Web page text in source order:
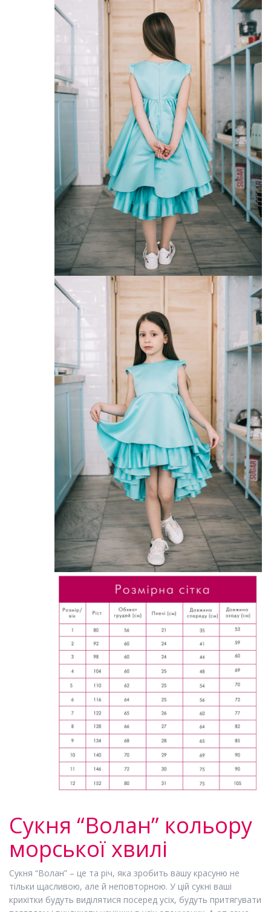
Сукня “Волан” кольору
морської хвилі
Сукня “Волан” – це та річ, яка зробить вашу красуню не
тільки щасливою, але й неповторною. У цій сукні ваші
крихітки будуть виділятися посеред усіх, будуть притягувати